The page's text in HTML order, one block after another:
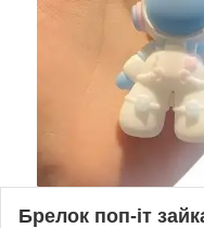
Брелок поп-іт